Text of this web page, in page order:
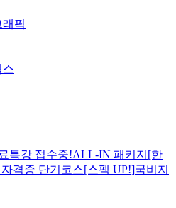
픽
스
특강 접수중!ALL-IN 패키지[한
자격증 단기코스[스펙 UP!]국비지